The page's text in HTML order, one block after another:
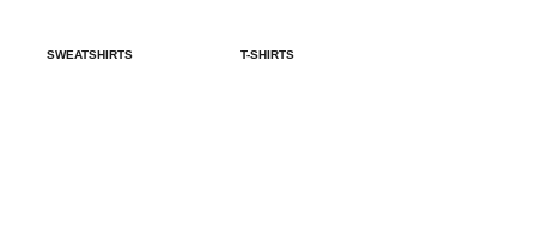
SWEATSHIRTS T-SHIRTS